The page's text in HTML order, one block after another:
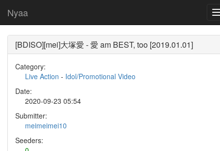
Nyaa
[BDISO][mei]大塚愛 - 愛 am BEST, too [2019.01.01]
Category:
Live Action - Idol/Promotional Video
Date:
2020-09-23 05:54
Submitter:
meimeimei10
Seeders: